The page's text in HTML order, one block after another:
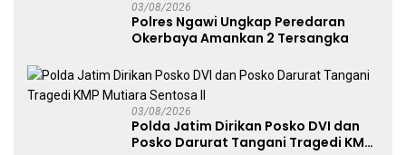
03/08/2026
Polres Ngawi Ungkap Peredaran
Okerbaya Amankan 2 Tersangka
03/08/2026
Polda Jatim Dirikan Posko DVI dan
Posko Darurat Tangani Tragedi KMP